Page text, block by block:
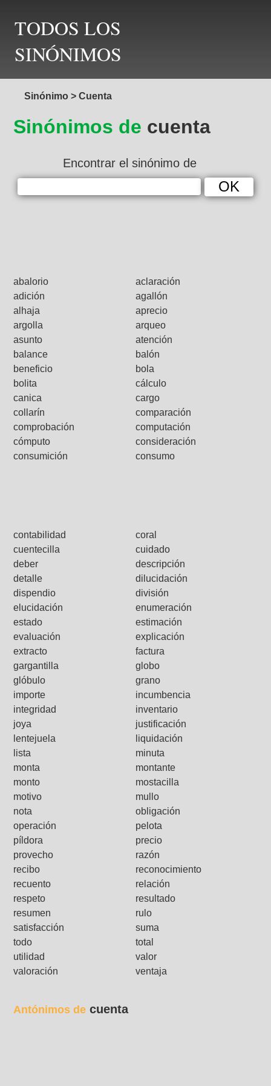
TODOS LOS
SINÓNIMOS
Sinónimo > Cuenta
Sinónimos de cuenta
Encontrar el sinónimo de
abalorio
aclaración
adición
agallón
alhaja
aprecio
argolla
arqueo
asunto
atención
balance
balón
beneficio
bola
bolita
cálculo
canica
cargo
collarín
comparación
comprobación
computación
cómputo
consideración
consumición
consumo
contabilidad
coral
cuentecilla
cuidado
deber
descripción
detalle
dilucidación
dispendio
división
elucidación
enumeración
estado
estimación
evaluación
explicación
extracto
factura
gargantilla
globo
glóbulo
grano
importe
incumbencia
integridad
inventario
joya
justificación
lentejuela
liquidación
lista
minuta
monta
montante
monto
mostacilla
motivo
mullo
nota
obligación
operación
pelota
píldora
precio
provecho
razón
recibo
reconocimiento
recuento
relación
respeto
resultado
resumen
rulo
satisfacción
suma
todo
total
utilidad
valor
valoración
ventaja
Antónimos de cuenta